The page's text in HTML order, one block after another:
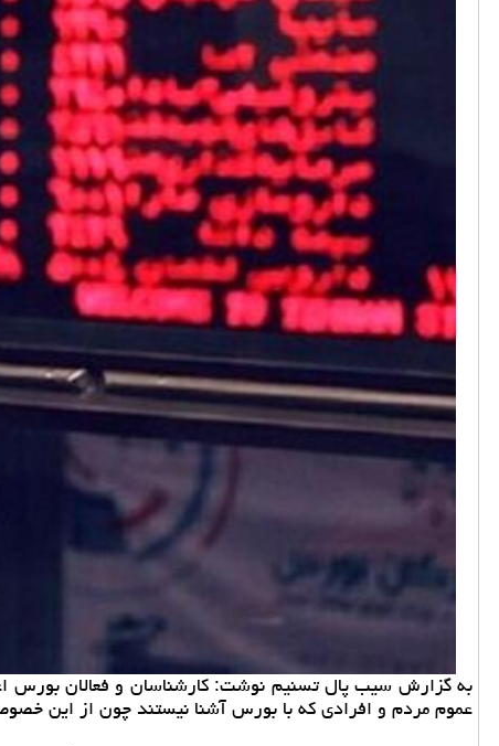
به گزارش سیب پال تسنیم نوشت: كارشناسان و فعالان بورس
عموم مردم و افرادی كه با بورس آشنا نیستند چون از این